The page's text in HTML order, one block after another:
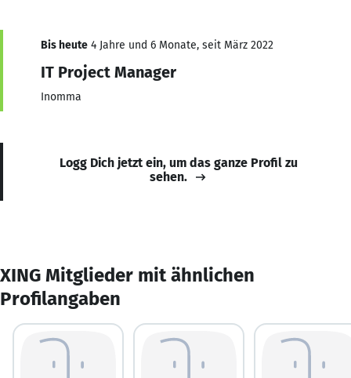
Bis heute 4 Jahre und 6 Monate, seit März 2022
IT Project Manager
Inomma
Logg Dich jetzt ein, um das ganze Profil zu
sehen.
XING Mitglieder mit ähnlichen
Profilangaben